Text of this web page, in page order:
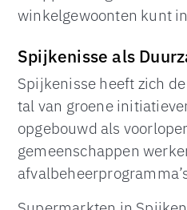
winkelgewoonten kunt
Spijkenisse als
Spijkenisse heeft zich
tal van groene
opgebouwd als
gemeenschappen